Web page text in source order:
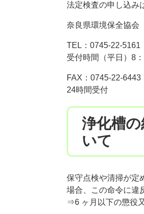
法定検査の申し込み
奈良県環境保全協会
TEL：0745-22-5161
受付時間（平日）8
FAX：0745-22-6443
24時間受付
浄化槽
いて
保守点検や清掃が定
場合、この命令に違
⇒6 ヶ月以下の懲役